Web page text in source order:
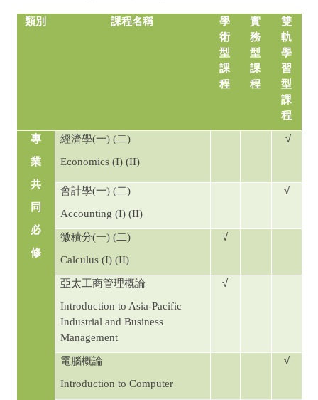
類別 課程名稱
學
術
型
課
程
實
務
型
課
程
雙
軌
學
習
型
課
程
專
業
共
同
必
修
經濟學(一) (二)
Economics (I) (II)
√
會計學(一) (二)
Accounting (I) (II)
√
微積分(一) (二)
Calculus (I) (II)
√
亞太工商管理概論
Introduction to Asia-Pacific
Industrial and Business
Management
√
電腦概論
Introduction to Computer
√